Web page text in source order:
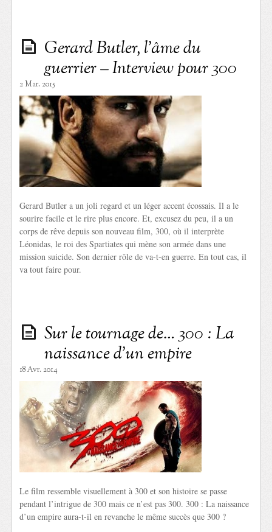
Gerard Butler, l’âme du
guerrier – Interview pour 300
2 Mar. 2015
Gerard Butler a un joli regard et un léger accent écossais. Il a le
sourire facile et le rire plus encore. Et, excusez du peu, il a un
corps de rêve depuis son nouveau film, 300, où il interprète
Léonidas, le roi des Spartiates qui mène son armée dans une
mission suicide. Son dernier rôle de va-t-en guerre. En tout cas, il
va tout faire pour.
Sur le tournage de… 300 : La
naissance d’un empire
18 Avr. 2014
Le film ressemble visuellement à 300 et son histoire se passe
pendant l’intrigue de 300 mais ce n’est pas 300. 300 : La naissance
d’un empire aura-t-il en revanche le même succès que 300 ?